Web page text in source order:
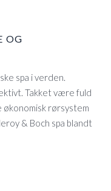
OG
spa i verden.
Takket være fuld
økonomisk rørsystem
& Boch spa blandt